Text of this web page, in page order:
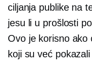
ciljanja publike na
jesu li u prošlosti
Ovo je korisno ako
koji su već